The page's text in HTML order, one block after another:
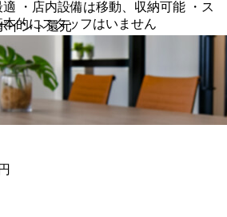
・店内設備は移動、収納可能 ・ス
的にスタッフはいません
イント還元